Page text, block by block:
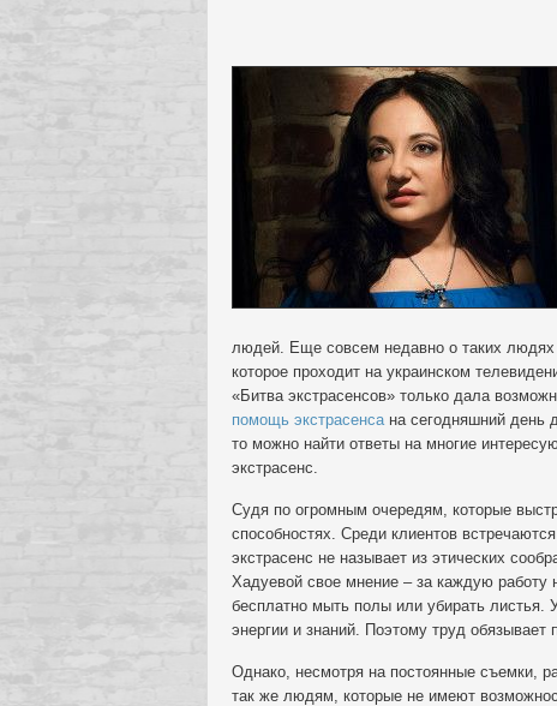
людей. Еще совсем недавно о таких
которое проходит на украинском
«Битва экстрасенсов» только дала
помощь экстрасенсана сегодняшний день
то можно найти ответы на многие
экстрасенс.
Судя по огромным очередям, которые
способностях. Среди клиентов
экстрасенс не называет из этических
Хадуевой свое мнение – за каждую работу
бесплатно мыть полы или убирать листья.
энергии и знаний. Поэтому труд обязывает
Однако, несмотря на постоянные съемки,
так же людям, которые не имеют